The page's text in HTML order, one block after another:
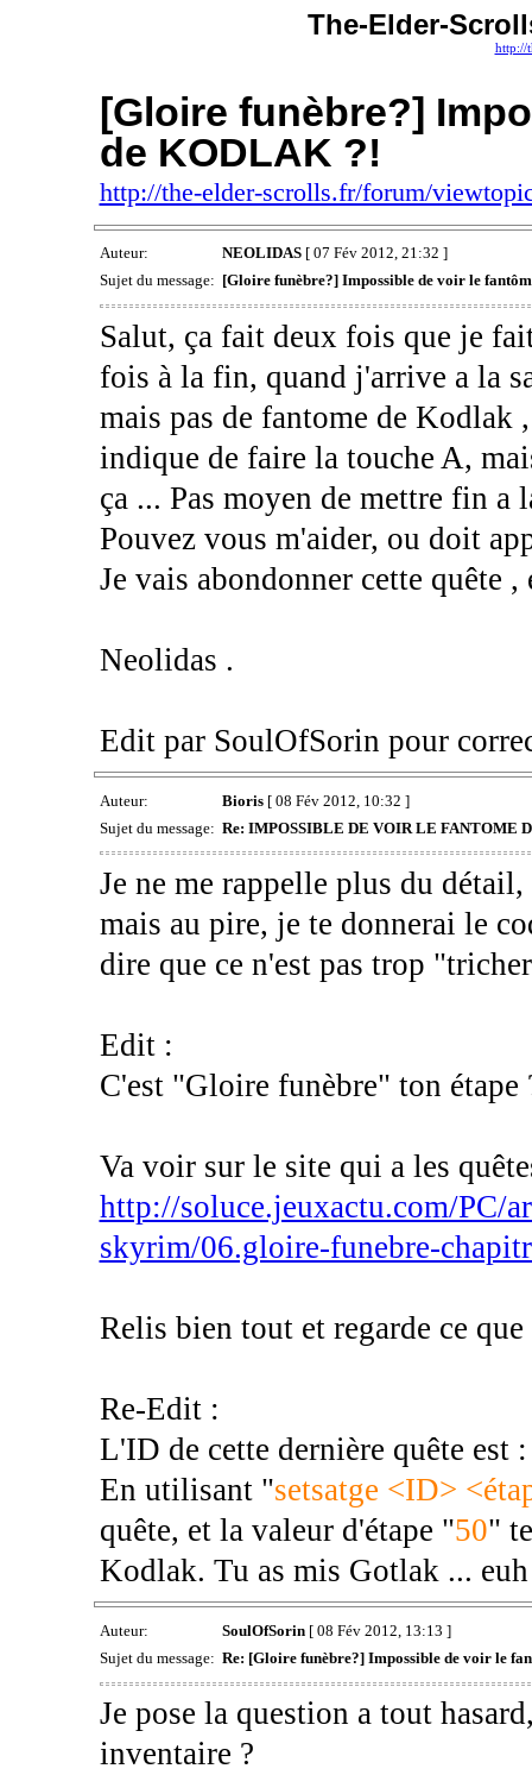
The-Elder-
http://
[Gloire funèbre?]
de KODLAK ?!
http://the-elder-scrolls.fr/forum/
Auteur: NEOLIDAS[ 07 Fév 2012, 21:32 ]
Sujet du message: [Gloire funèbre?] Impossible de voir le
Salut, ça fait deux fois que je
fois à la fin, quand j'arrive a la
mais pas de fantome de Kodlak
indique de faire la touche A,
ça ... Pas moyen de mettre fin a
Pouvez vous m'aider, ou doit
Je vais abondonner cette quête
Neolidas .
Edit par SoulOfSorin pour
Auteur: Bioris[ 08 Fév 2012, 10:32 ]
Sujet du message: Re: IMPOSSIBLE DE VOIR LE FANTOME
Je ne me rappelle plus du
mais au pire, je te donnerai le
dire que ce n'est pas trop
Edit :
C'est "Gloire funèbre" ton étape
Va voir sur le site qui a les
http://soluce.jeuxactu.com/PC/
skyrim/06.gloire-funebre-
Relis bien tout et regarde ce
Re-Edit :
L'ID de cette dernière quête est
En utilisant "setsatge <ID>
quête, et la valeur d'étape "50"
Kodlak. Tu as mis Gotlak ...
Auteur: SoulOfSorin[ 08 Fév 2012, 13:13 ]
Sujet du message: Re: [Gloire funèbre?] Impossible de voir le
Je pose la question a tout
inventaire ?